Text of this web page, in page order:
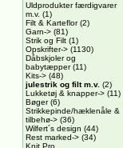
Uldprodukter færdigvarer
m.v. (1)
Filt & Karteflor(2)
Garn-> (81)
Strik og Filt (1)
Opskrifter-> (1130)
Dåbskjoler og
babytæpper(11)
Kits-> (48)
julestrik og filt m.v. (2)
Lukketøj & knapper-> (11)
Bøger(6)
Strikkepinde/hæklenåle &
tilbehø-> (36)
Wilfert´s design (44)
Rest marked-> (34)
Knit Pro